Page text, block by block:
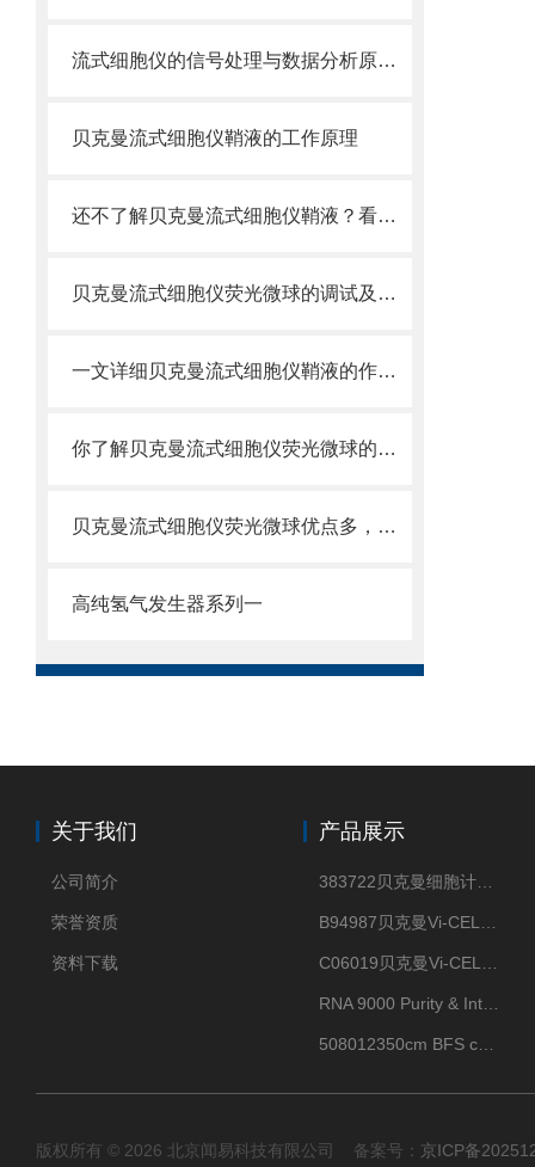
流式细胞仪的信号处理与数据分析原理分析
贝克曼流式细胞仪鞘液的工作原理
还不了解贝克曼流式细胞仪鞘液？看这里就对了！
贝克曼流式细胞仪荧光微球的调试及使用
一文详细贝克曼流式细胞仪鞘液的作用原理
你了解贝克曼流式细胞仪荧光微球的制备之怎样的吗
贝克曼流式细胞仪荧光微球优点多，实用效果好
高纯氢气发生器系列一
关于我们
公司简介
荣誉资质
资料下载
产品展示
版权所有 © 2026 北京闻易科技有限公司 备案号： 京ICP备